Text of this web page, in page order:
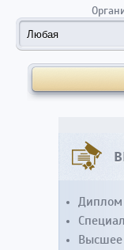
Диплом
Высшее